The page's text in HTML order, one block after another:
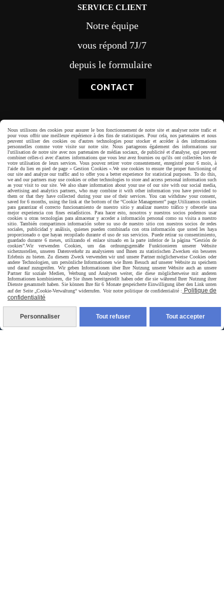
SERVICE CLIENT
Notre équipe
vous répond 7J/7
depuis le formulaire
CONTACT
Paiement sécurisé
Livraison rapide
Nous utilisons des cookies pour assurer le bon fonctionnement de notre site et analyser notre trafic et
pour vous offrir une meilleure expérience à des fins de statistiques. Pour cela, nos partenaires et nous
peuvent utiliser des cookies ou d'autres technologies pour stocker et accéder à des informations
personnelles comme votre visite sur notre site. Nous partageons également des informations sur
l'utilisation de notre site avec nos partenaires de médias sociaux, de publicité et d'analyse, qui peuvent
combiner celles-ci avec d'autres informations que vous leur avez fournies ou qu'ils ont collectées lors de
votre utilisation de leurs services. Vous pouvez retirer votre consentement, enregistré pour 6 mois, à
l'aide du lien en pied de page « Gestion Cookies ». We use cookies to ensure the proper functioning of
our site and analyze our traffic and to offer you a better experience for statistical purposes. To do this,
we and our partners may use cookies or other technologies to store and access personal information such
as your visit to our site. We also share information about your use of our site with our social media,
advertising and analytics partners, who may combine it with other information you have provided to
them or that they have collected during your use of their services. You can withdraw your consent,
saved for 6 months, using the link at the bottom of the “Cookie Management” page. Utilizamos cookies
para garantizar el correcto funcionamiento de nuestro sitio y analizar nuestro tráfico y ofrecerle una
mejor experiencia con fines estadísticos. Para hacer esto, nosotros y nuestros socios podemos usar
cookies u otras tecnologías para almacenar y acceder a información personal como su visita a nuestro
sitio. También compartimos información sobre su uso de nuestro sitio con nuestros socios de redes
sociales, publicidad y análisis, quienes pueden combinarla con otra información que usted les haya
proporcionado o que hayan recopilado durante el uso de sus servicios. Puede retirar su consentimiento,
guardado durante 6 meses, utilizando el enlace situado en la parte inferior de la página “Gestión de
cookies”. Wir verwenden Cookies, um das ordnungsgemäße Funktionieren unserer Website
sicherzustellen, unseren Datenverkehr zu analysieren und Ihnen zu statistischen Zwecken ein besseres
Erlebnis zu bieten. Zu diesem Zweck verwenden wir und unsere Partner möglicherweise Cookies oder
andere Technologien, um persönliche Informationen wie Ihren Besuch auf unserer Website zu speichern
und darauf zuzugreifen. Wir geben Informationen über Ihre Nutzung unserer Website auch an unsere
Partner für soziale Medien, Werbung und Analysen weiter, die diese möglicherweise mit anderen
Informationen kombinieren, die Sie ihnen bereitgestellt haben oder die sie während Ihrer Nutzung ihrer
Dienste gesammelt haben. Sie können Ihre für 6 Monate gespeicherte Einwilligung über den Link unten
auf der Seite „Cookie-Verwaltung“ widerrufen. Voir notre politique de confidentialité :
Politique de
confidentialité
Personnaliser Tout refuser Tout accepter